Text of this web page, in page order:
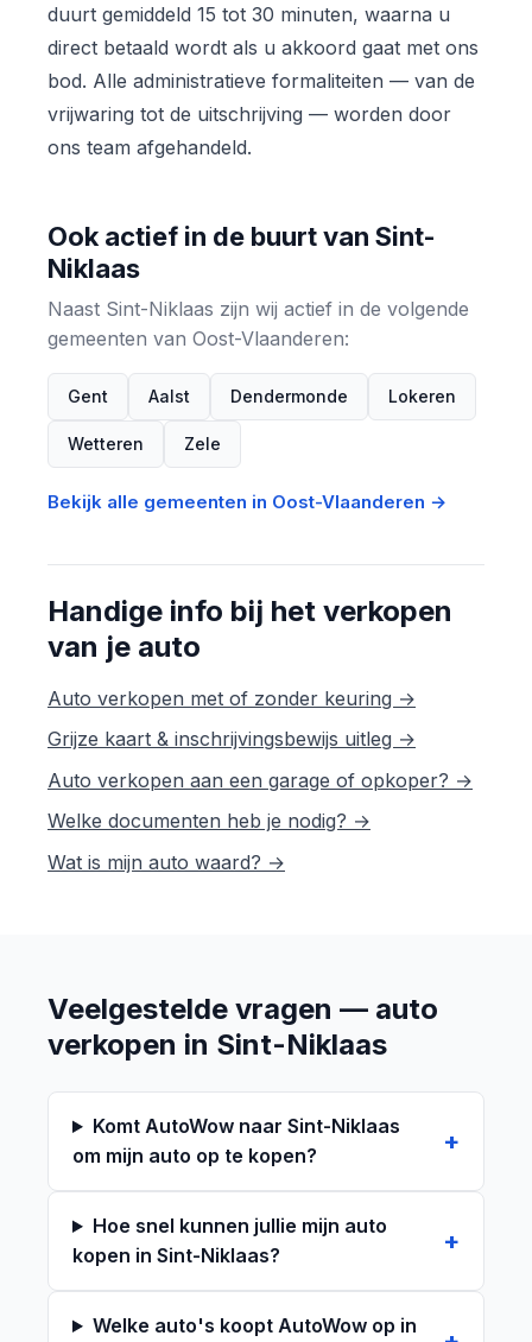
duurt gemiddeld 15 tot 30 minuten, waarna u
direct betaald wordt als u akkoord gaat met ons
bod. Alle administratieve formaliteiten — van de
vrijwaring tot de uitschrijving — worden door
ons team afgehandeld.
Ook actief in de buurt van Sint-
Niklaas
Naast Sint-Niklaas zijn wij actief in de volgende
gemeenten van Oost-Vlaanderen:
Gent Aalst Dendermonde Lokeren
Wetteren Zele
Bekijk alle gemeenten in Oost-Vlaanderen →
Handige info bij het verkopen
van je auto
Auto verkopen met of zonder keuring →
Grijze kaart & inschrijvingsbewijs uitleg →
Auto verkopen aan een garage of opkoper? →
Welke documenten heb je nodig? →
Wat is mijn auto waard? →
Veelgestelde vragen — auto
verkopen in Sint-Niklaas
Komt AutoWow naar Sint-Niklaas
om mijn auto op te kopen?
Hoe snel kunnen jullie mijn auto
kopen in Sint-Niklaas?
Welke auto's koopt AutoWow op in